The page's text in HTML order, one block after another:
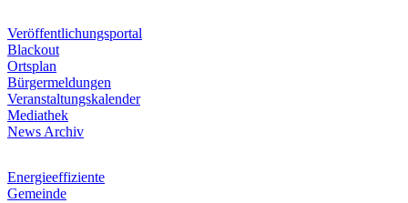
Veröffentlichungsportal
Blackout
Ortsplan
Bürgermeldungen
Veranstaltungskalender
Mediathek
News Archiv
Energieeffiziente
Gemeinde